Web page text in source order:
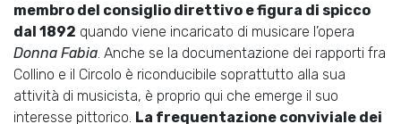
membro del consiglio direttivo e figura di spicco
dal 1892 quando viene incaricato di musicare l’opera
Donna Fabia . Anche se la documentazione dei rapporti fra
Collino e il Circolo è riconducibile soprattutto alla sua
attività di musicista, è proprio qui che emerge il suo
interesse pittorico. La frequentazione conviviale dei